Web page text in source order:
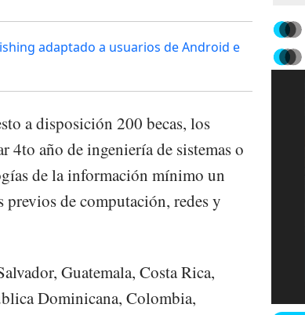
adaptado a usuarios de Android e
a disposición 200 becas, los
4to año de ingeniería de sistemas o
de la información mínimo un
de computación, redes y
Guatemala, Costa Rica,
Dominicana, Colombia,